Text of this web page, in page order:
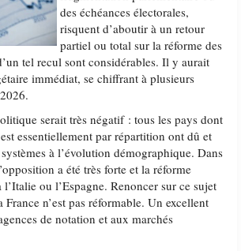
des échéances électorales,
risquent d’aboutir à un retour
partiel ou total sur la réforme des
tel recul sont considérables. Il y aurait
immédiat, se chiffrant à plusieurs
serait très négatif : tous les pays dont
essentiellement par répartition ont dû et
à l’évolution démographique. Dans
a été très forte et la réforme
ou l’Espagne. Renoncer sur ce sujet
France n’est pas réformable. Un excellent
de notation et aux marchés